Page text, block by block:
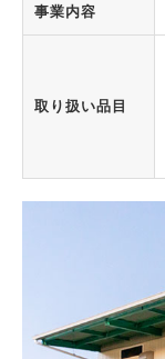
事業内容
取り扱い品目